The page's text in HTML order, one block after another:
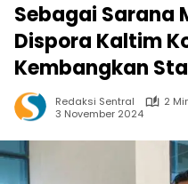
Sebagai Sarana
Dispora Kaltim
Kembangkan
Redaksi Sentral
2
3 November 2024